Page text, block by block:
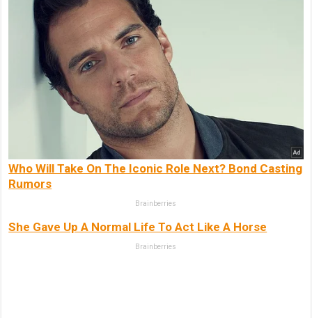
Who Will Take On The Iconic Role Next? Bond Casting
Rumors
Brainberries
She Gave Up A Normal Life To Act Like A Horse
Brainberries